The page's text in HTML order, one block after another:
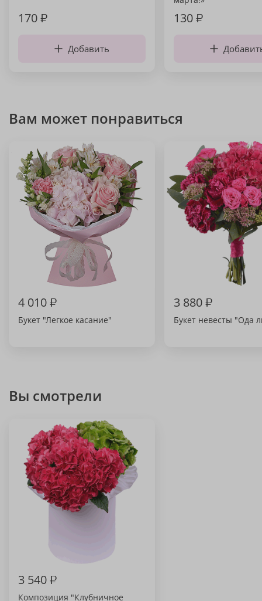
170₽
Добавить
130₽
Вам может понравиться
4 010₽
Букет "Легкое касание"
3 880₽
Букет невесты "Ода
Вы смотрели
3 540₽
Композиция "Клубничное